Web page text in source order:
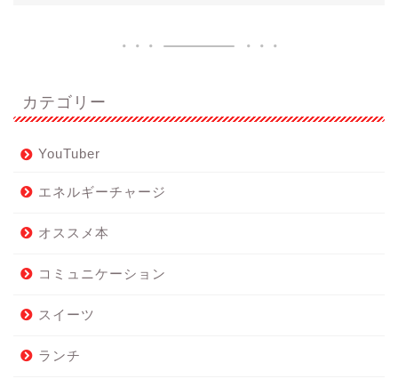
カテゴリー
YouTuber
エネルギーチャージ
オススメ本
コミュニケーション
スイーツ
ランチ